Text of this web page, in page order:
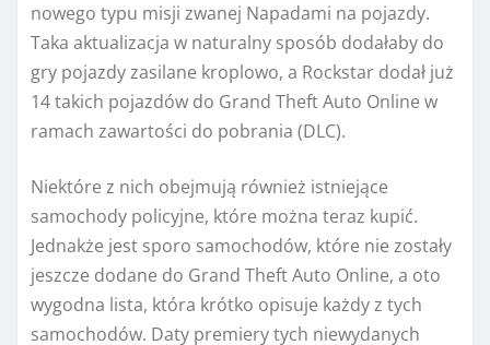
nowego typu misji zwanej Napadami na pojazdy.
Taka aktualizacja w naturalny sposób dodałaby do
gry pojazdy zasilane kroplowo, a Rockstar dodał już
14 takich pojazdów do Grand Theft Auto Online w
ramach zawartości do pobrania (DLC).
Niektóre z nich obejmują również istniejące
samochody policyjne, które można teraz kupić.
Jednakże jest sporo samochodów, które nie zostały
jeszcze dodane do Grand Theft Auto Online, a oto
wygodna lista, która krótko opisuje każdy z tych
samochodów. Daty premiery tych niewydanych